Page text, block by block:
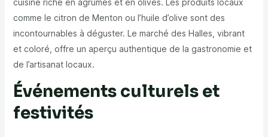
cuisine riche en agrumes et en olives. Les produits locaux
comme le citron de Menton ou l’huile d’olive sont des
incontournables à déguster. Le marché des Halles, vibrant
et coloré, offre un aperçu authentique de la gastronomie et
de l’artisanat locaux.
Événements culturels et
festivités